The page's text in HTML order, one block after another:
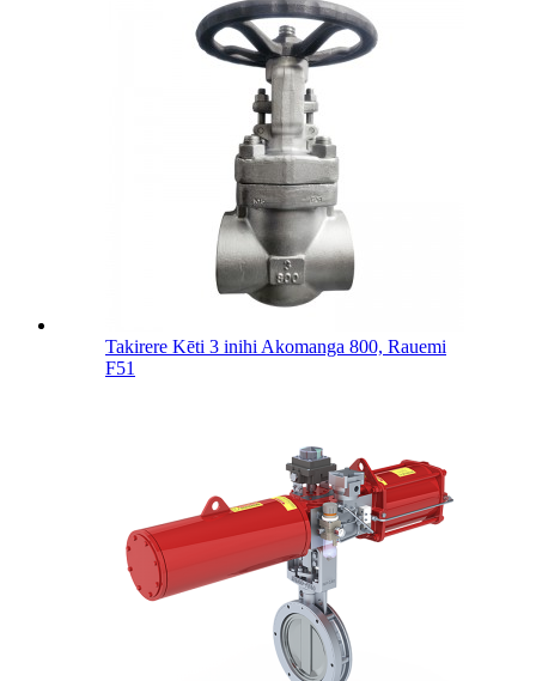
Takirere Kēti 3 inihi Akomanga 800, Rauemi
F51